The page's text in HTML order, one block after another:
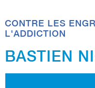
CONTRE LES
L'ADDICTION
BASTIEN